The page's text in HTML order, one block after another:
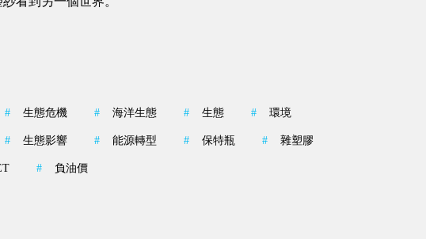
# 生態危機 # 海洋生態 # 生態 # 環境
# 生態影響 # 能源轉型 # 保特瓶 # 雜塑膠
# 負油價